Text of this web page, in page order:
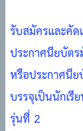
รับสมัครและคั
ประกาศนียบัต
หรือประกาศนี
บรรจุเป็นนักเ
รุ่นที่ 2